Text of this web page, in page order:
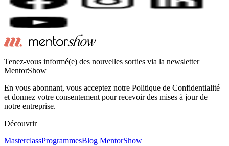
Tenez-vous informé(e) des nouvelles sorties via la newsletter
MentorShow
En vous abonnant, vous acceptez notre Politique de Confidentialité
et donnez votre consentement pour recevoir des mises à jour de
notre entreprise.
Découvrir
MasterclassProgrammesBlog MentorShow